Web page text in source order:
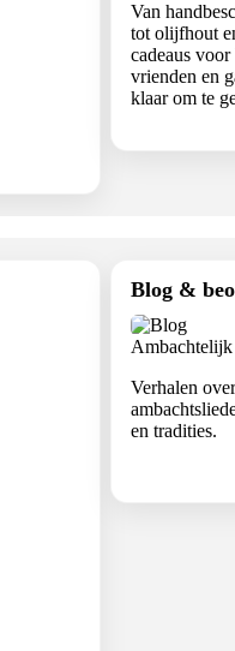
Van
tot olijfhout
cadeaus
vrienden en
klaar om te
Blog &
Verhalen
en tradities.